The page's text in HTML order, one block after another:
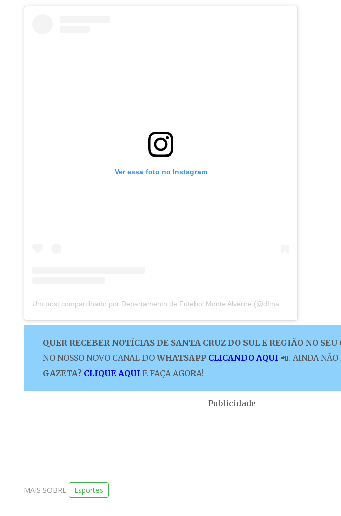
Ver essa foto no Instagram
QUER RECEBER NOTÍCIAS DE SANTA CRUZ DO SUL E REGIÃO NO SEU
NO NOSSO NOVO CANAL DO WHATSAPP CLICANDO AQUI 📲. AINDA NÃO
GAZETA? CLIQUE AQUI E FAÇA AGORA!
Publicidade
MAIS SOBRE Esportes